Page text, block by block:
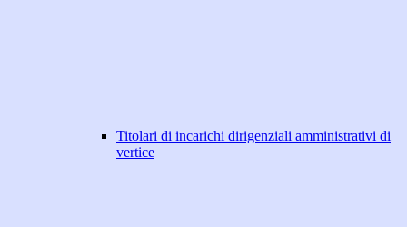
Titolari di incarichi dirigenziali amministrativi di
vertice